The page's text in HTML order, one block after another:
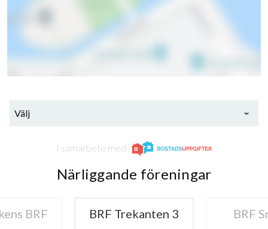
Välj
I samarbete med
Närliggande föreningar
BRF BRF Trekanten 3 BRF